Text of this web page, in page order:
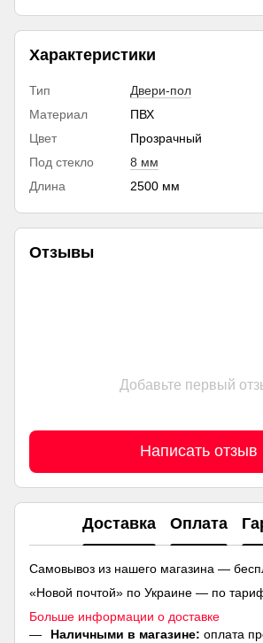
Характеристики
Тип
Двери-пол
Материал
ПВХ
Цвет
Прозрачный
Под стекло
8 мм
Длина
2500 мм
Отзывы
Добавьте первый
Написать отзыв
Доставка Оплата
Самовывоз из нашего магазина —
«Новой почтой» по Украине — по
Больше информации о доставке
Наличными в магазине: оплата